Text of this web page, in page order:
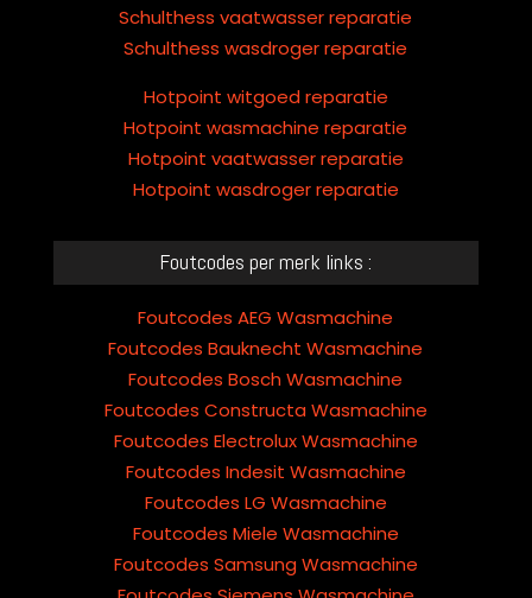
Schulthess vaatwasser reparatie
Schulthess wasdroger reparatie
Hotpoint witgoed reparatie
Hotpoint wasmachine reparatie
Hotpoint vaatwasser reparatie
Hotpoint wasdroger reparatie
Foutcodes per merk links :
Foutcodes AEG Wasmachine
Foutcodes Bauknecht Wasmachine
Foutcodes Bosch Wasmachine
Foutcodes Constructa Wasmachine
Foutcodes Electrolux Wasmachine
Foutcodes Indesit Wasmachine
Foutcodes LG Wasmachine
Foutcodes Miele Wasmachine
Foutcodes Samsung Wasmachine